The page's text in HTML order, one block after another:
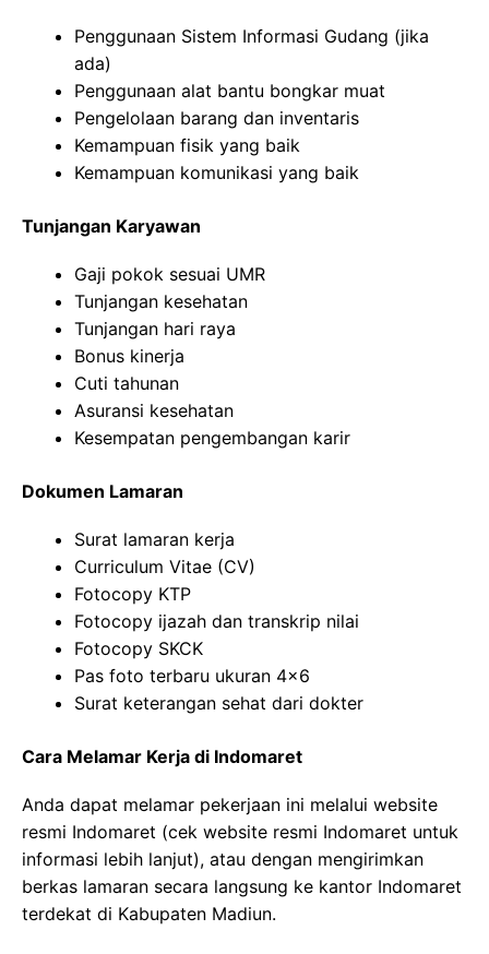
Penggunaan Sistem Informasi Gudang (jika
ada)
Penggunaan alat bantu bongkar muat
Pengelolaan barang dan inventaris
Kemampuan fisik yang baik
Kemampuan komunikasi yang baik
Tunjangan Karyawan
Gaji pokok sesuai UMR
Tunjangan kesehatan
Tunjangan hari raya
Bonus kinerja
Cuti tahunan
Asuransi kesehatan
Kesempatan pengembangan karir
Dokumen Lamaran
Surat lamaran kerja
Curriculum Vitae (CV)
Fotocopy KTP
Fotocopy ijazah dan transkrip nilai
Fotocopy SKCK
Pas foto terbaru ukuran 4×6
Surat keterangan sehat dari dokter
Cara Melamar Kerja di Indomaret
Anda dapat melamar pekerjaan ini melalui website
resmi Indomaret (cek website resmi Indomaret untuk
informasi lebih lanjut), atau dengan mengirimkan
berkas lamaran secara langsung ke kantor Indomaret
terdekat di Kabupaten Madiun.